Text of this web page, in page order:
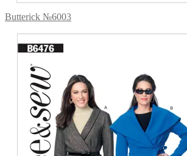
Butterick №6003